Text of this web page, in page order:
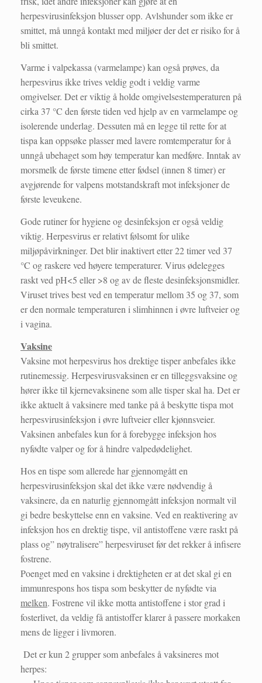
herpesvirusinfeksjon blusser opp. Avlshunder som ikke er
smittet, må unngå kontakt med miljøer der det er risiko for å
bli smittet.
Varme i valpekassa (varmelampe) kan også prøves, da
herpesvirus ikke trives veldig godt i veldig varme
omgivelser. Det er viktig å holde omgivelsestemperaturen på
cirka 37 °C den første tiden ved hjelp av en varmelampe og
isolerende underlag. Dessuten må en legge til rette for at
tispa kan oppsøke plasser med lavere romtemperatur for å
unngå ubehaget som høy temperatur kan medføre. Inntak av
morsmelk de første timene etter fødsel (innen 8 timer) er
avgjørende for valpens motstandskraft mot infeksjoner de
første leveukene.
Gode rutiner for hygiene og desinfeksjon er også veldig
viktig. Herpesvirus er relativt følsomt for ulike
miljøpåvirkninger. Det blir inaktivert etter 22 timer ved 37
°C og raskere ved høyere temperaturer. Virus ødelegges
raskt ved pH<5 eller >8 og av de fleste desinfeksjonsmidler.
Viruset trives best ved en temperatur mellom 35 og 37, som
er den normale temperaturen i slimhinnen i øvre luftveier og
i vagina.
Vaksine
Vaksine mot herpesvirus hos drektige tisper anbefales ikke
rutinemessig. Herpesvirusvaksinen er en tilleggsvaksine og
hører ikke til kjernevaksinene som alle tisper skal ha. Det er
ikke aktuelt å vaksinere med tanke på å beskytte tispa mot
herpesvirusinfeksjon i øvre luftveier eller kjønnsveier.
Vaksinen anbefales kun for å forebygge infeksjon hos
nyfødte valper og for å hindre valpedødelighet.
Hos en tispe som allerede har gjennomgått en
herpesvirusinfeksjon skal det ikke være nødvendig å
vaksinere, da en naturlig gjennomgått infeksjon normalt vil
gi bedre beskyttelse enn en vaksine. Ved en reaktivering av
infeksjon hos en drektig tispe, vil antistoffene være raskt på
plass og” nøytralisere” herpesviruset før det rekker å infisere
fostrene.
Poenget med en vaksine i drektigheten er at det skal gi en
immunrespons hos tispa som beskytter de nyfødte via
melken. Fostrene vil ikke motta antistoffene i stor grad i
fosterlivet, da veldig få antistoffer klarer å passere morkaken
mens de ligger i livmoren.
Det er kun 2 grupper som anbefales å vaksineres mot
herpes: